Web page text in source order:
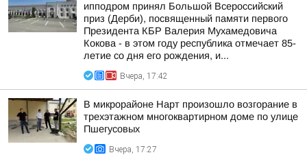
ипподром принял Большой Всероссийский
приз (Дерби), посвященный памяти первого
Президента КБР Валерия Мухамедовича
Кокова - в этом году республика отмечает 85-
летие со дня его рождения, и...
Вчера, 17:42
В микрорайоне Нарт произошло возгорание в
трехэтажном многоквартирном доме по улице
Пшегусовых
Вчера, 17:27